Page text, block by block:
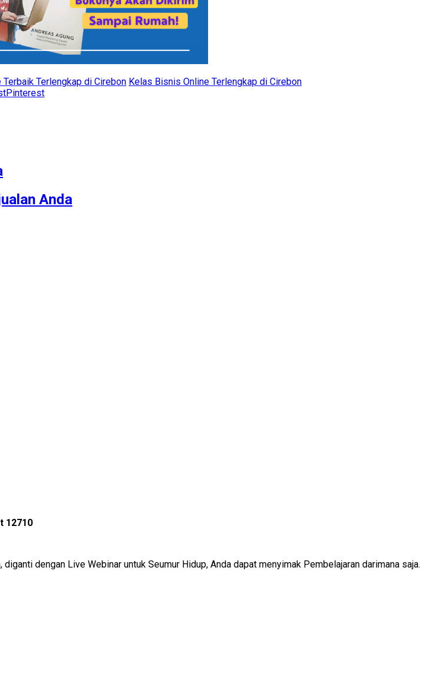
Terlengkap di Cirebon Kelas Bisnis Online Terlengkap di Cirebon
Pinterest
Anda
12710
dengan Live Webinar untuk Seumur Hidup, Anda dapat menyimak Pembelajaran darimana saja.